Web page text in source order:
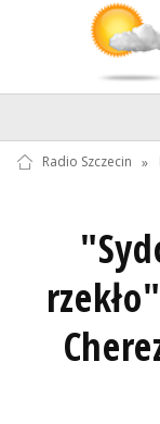
Radio Szczecin »